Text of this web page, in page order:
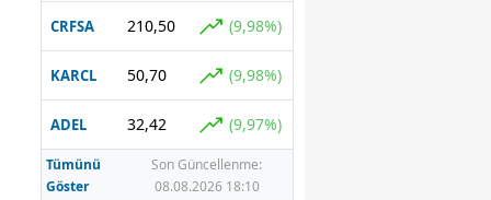
CRFSA 210,50 (9,98%)
KARCL 50,70 (9,98%)
ADEL 32,42 (9,97%)
Tümünü
Göster
Son Güncellenme:
08.08.2026 18:10